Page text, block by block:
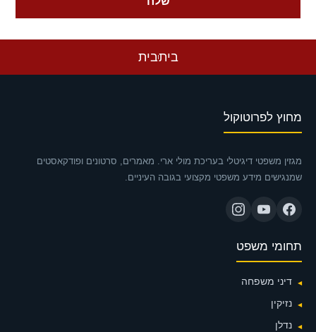
ביתבית
מחוץ לפרוטוקול
מגזין משפטי דיגיטלי בעריכת מולי ארי. מאמרים, סרטונים ופודקאסטים
שמנגישים מידע משפטי מקצועי בגובה העיניים.
תחומי משפט
דיני משפחה
נזיקין
נדלן